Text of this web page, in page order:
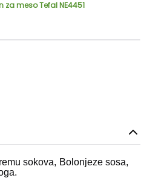
za meso Tefal NE4451
sokova, Bolonjeze sosa,